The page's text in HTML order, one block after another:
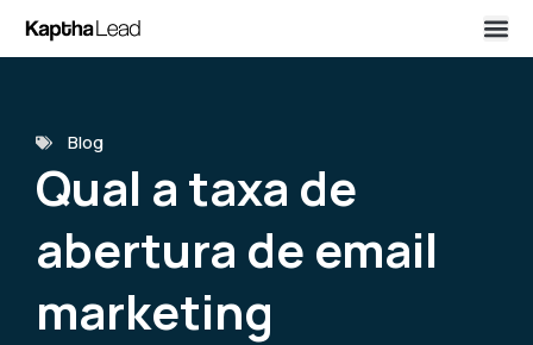
Blog
Qual a taxa de
abertura de email
marketing